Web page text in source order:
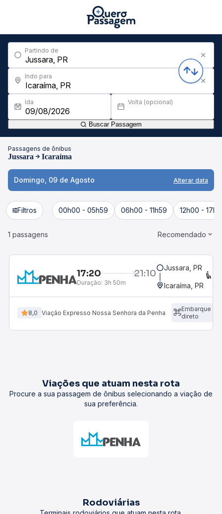
Partindo de
Indo para
Ida Volta (opcional)
Buscar Passagem
Passagens de ônibus
Jussara Icaraíma
Domingo, 09 de Agosto Alterar data
Filtros 00h00 - 05h59 06h00 - 11h59 12h00 -
1 passagens Recomendado
17:20 21:10
Duração: 3h 50m
Jussara, PR
Icaraíma, PR
8,0 Viação Expresso Nossa Senhora da Penha
Embarque
direto
Viações que atuam nesta rota
Procure a sua passagem de ônibus selecionando a viação de
sua preferência.
Rodoviárias